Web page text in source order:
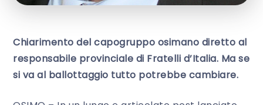
Chiarimento del capogruppo osimano diretto al
responsabile provinciale di Fratelli d’Italia. Ma se
si va al ballottaggio tutto potrebbe cambiare.